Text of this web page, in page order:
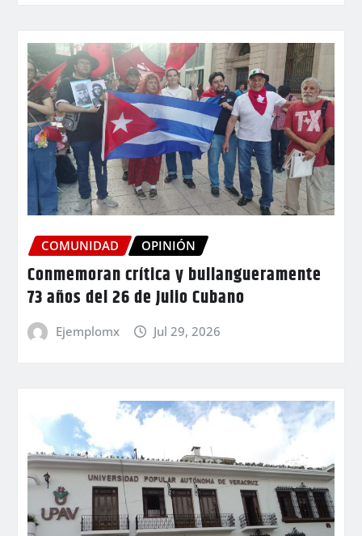
COMUNIDAD OPINIÓN
Conmemoran crítica y bullangueramente
73 años del 26 de Julio Cubano
Ejemplomx Jul 29, 2026